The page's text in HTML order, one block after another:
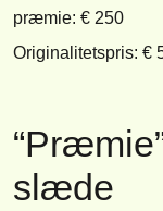
præmie: € 250
Originalitetspris: €
slæde